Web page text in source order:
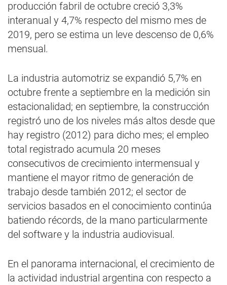
producción fabril de octubre creció 3,3%
interanual y 4,7% respecto del mismo mes de
2019, pero se estima un leve descenso de 0,6%
mensual.
La industria automotriz se expandió 5,7% en
octubre frente a septiembre en la medición sin
estacionalidad; en septiembre, la construcción
registró uno de los niveles más altos desde que
hay registro (2012) para dicho mes; el empleo
total registrado acumula 20 meses
consecutivos de crecimiento intermensual y
mantiene el mayor ritmo de generación de
trabajo desde también 2012; el sector de
servicios basados en el conocimiento continúa
batiendo récords, de la mano particularmente
del software y la industria audiovisual.
En el panorama internacional, el crecimiento de
la actividad industrial argentina con respecto a